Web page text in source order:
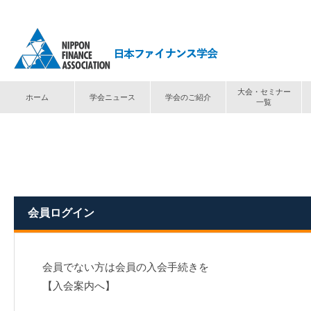
ホーム 学会ニュース 学会のご紹介
大会・セミナー
一覧
会員ログイン
会員でない方は会員の入会手続きを
【入会案内へ】